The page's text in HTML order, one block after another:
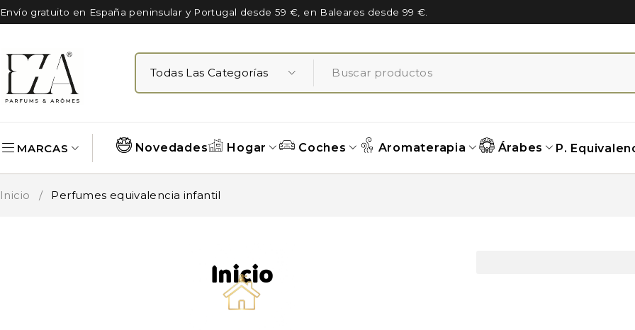
Envío gratuito en España peninsular y Portugal desde 59 €, en Baleares desde 99 €.
MARCAS Novedades Hogar Coches Aromaterapia Árabes P.
Inicio / Perfumes equivalencia infantil
Inicio